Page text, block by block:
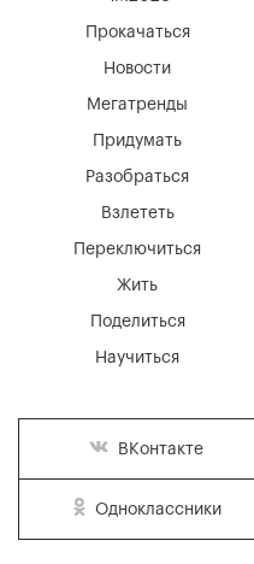
Мегатренды
Придумать
Разобраться
Взлететь
Новости
Переключиться
Жить
Поделиться
Научиться
Прокачаться
ВКонтакте
Одноклассники